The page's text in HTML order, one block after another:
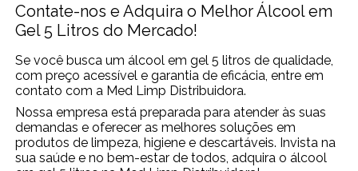
Contate-nos e Adquira o Melhor Álcool em
Gel 5 Litros do Mercado!
Se você busca um álcool em gel 5 litros de qualidade,
com preço acessível e garantia de eficácia, entre em
contato com a Med Limp Distribuidora.
Nossa empresa está preparada para atender às suas
demandas e oferecer as melhores soluções em
produtos de limpeza, higiene e descartáveis. Invista na
sua saúde e no bem-estar de todos, adquira o álcool